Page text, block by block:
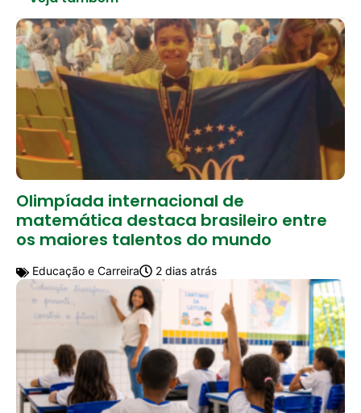
Olimpíada internacional de
matemática destaca brasileiro entre
os maiores talentos do mundo
Educação e Carreira 2 dias atrás